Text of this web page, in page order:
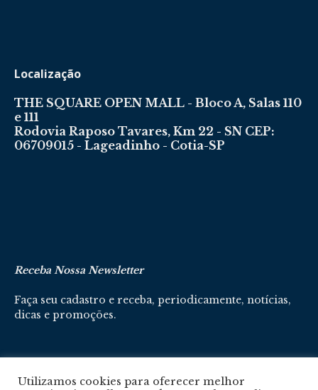
Localização
THE SQUARE OPEN MALL - Bloco A, Salas 110
e 111
Rodovia Raposo Tavares, Km 22 - SN CEP:
06709015 - Lageadinho - Cotia-SP
Receba Nossa Newsletter
Faça seu cadastro e receba, periodicamente, notícias,
dicas e promoções.
Cadastre-se aqui
Utilizamos cookies para oferecer melhor